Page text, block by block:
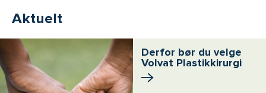
Aktuelt
Derfor bør du velge
Volvat Plastikkirurgi